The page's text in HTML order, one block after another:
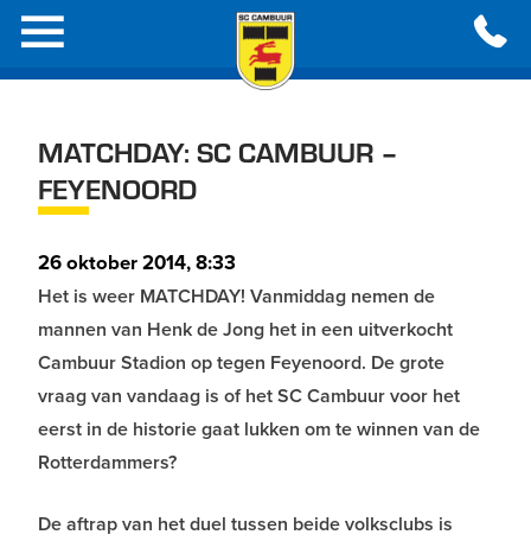
MATCHDAY: SC CAMBUUR –
FEYENOORD
26 oktober 2014, 8:33
Het is weer MATCHDAY! Vanmiddag nemen de
mannen van Henk de Jong het in een uitverkocht
Cambuur Stadion op tegen Feyenoord. De grote
vraag van vandaag is of het SC Cambuur voor het
eerst in de historie gaat lukken om te winnen van de
Rotterdammers?
De aftrap van het duel tussen beide volksclubs is